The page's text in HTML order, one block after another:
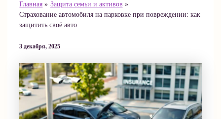
Главная
Защита семьи и активов
Страхование автомобиля на парковке при повреждении: как
защитить своё авто
3 декабря, 2025